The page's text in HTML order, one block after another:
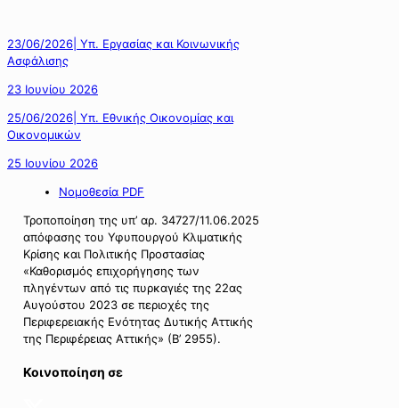
23/06/2026| Υπ. Εργασίας και Κοινωνικής
Ασφάλισης
23 Ιουνίου 2026
25/06/2026| Υπ. Εθνικής Οικονομίας και
Οικονομικών
25 Ιουνίου 2026
Νομοθεσία PDF
Τροποποίηση της υπ’ αρ. 34727/11.06.2025
απόφασης του Υφυπουργού Κλιματικής
Κρίσης και Πολιτικής Προστασίας
«Καθορισμός επιχορήγησης των
πληγέντων από τις πυρκαγιές της 22ας
Αυγούστου 2023 σε περιοχές της
Περιφερειακής Ενότητας Δυτικής Αττικής
της Περιφέρειας Αττικής» (Β’ 2955).
Κοινοποίηση σε